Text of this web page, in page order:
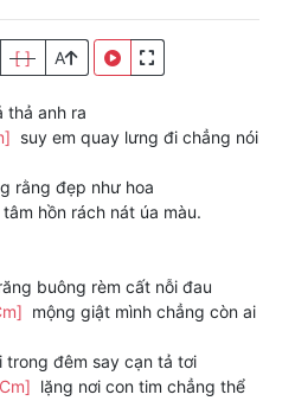
[ ] A
thả anh ra
suy em quay lưng đi chẳng nói
rằng đẹp như hoa
tâm hồn rách nát úa màu.
buông rèm cất nỗi đau
mộng giật mình chẳng còn ai
trong đêm say cạn tả tơi
lặng nơi con tim chẳng thể